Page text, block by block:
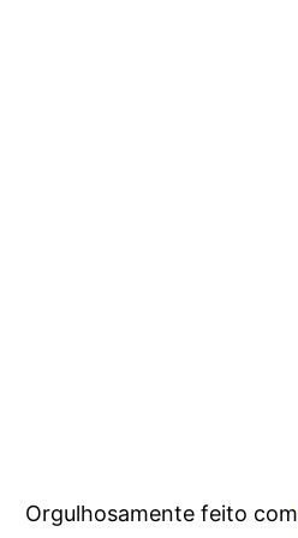
Orgulhosamente feito com